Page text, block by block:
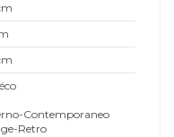
Contemporaneo
Retro